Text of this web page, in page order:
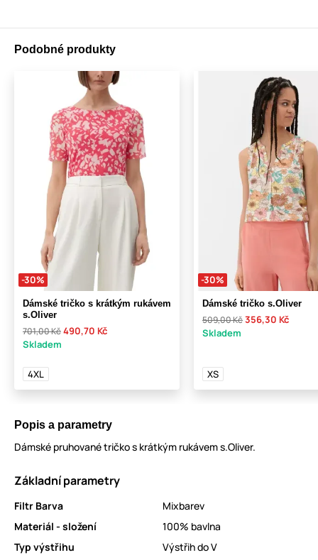
Podobné produkty
-30%
Dámské tričko s krátkým rukávem
s.Oliver
701,00 Kč490,70 Kč
Skladem
4XL
-30%
Dámské tričko s.Oliver
509,00 Kč356,30 Kč
Skladem
XS
Popis a parametry
Dámské pruhované tričko s krátkým rukávem s.Oliver.
Základní parametry
Filtr Barva
Mixbarev
Materiál - složení
100% bavlna
Typ výstřihu
Výstřih do V